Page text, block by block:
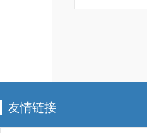
友情链接